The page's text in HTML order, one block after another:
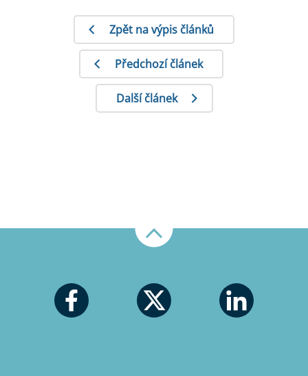
Zpět na výpis článků
Předchozí článek
Další článek